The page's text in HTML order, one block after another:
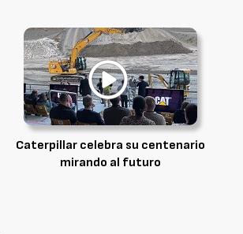
Caterpillar celebra su centenario
mirando al futuro